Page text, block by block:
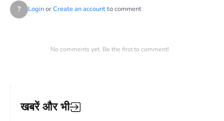
? LoginorCreate an accountto comment
No comments yet. Be the first to comment!
खबरें और भी